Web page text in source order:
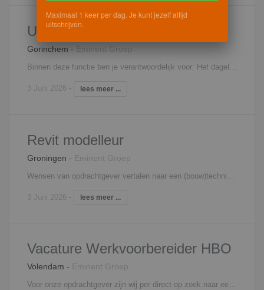
Uitvoerder
Gorinchem - Eminent Groep
Binnen deze functie ben je verantwoordelijk voor: Het dagelijks leidinggeven aan en instrueren van medewerkers/onderaannemers op het bouwproject Opstellen en bewaken van de projectplanning, deelschema’s en personeel Het tijdig afroepen van materialen bij de leverancier/onderaannemer Bewaken van voortgang en kosten op de bouwplaats Bijhouden van administratie van het bouwproject Schakel zijn tussen externe contacten en het uitvoerende team op de bouwplaats Signaleren van meer- en minderwerk Naleven van veiligheidsbeleid en VGWM beleid Interesse? Neem contact op met Tessa in 't Veld, 06 - 43 02 04 26,
3 Juni 2026 - lees meer ...
Revit modelleur
Groningen - Eminent Groep
3 Juni 2026 - lees meer ...
Vacature Werkvoorbereider HBO
Volendam - Eminent Groep
Voor onze opdrachtgever zijn wij per direct op zoek naar een junior werkvoorbereider voor nieuwbouw- en renovatie projecten. Je takenpakket kan bestaat onder andere uit: Details uittekenen Planning maken en bijhouden Inkoopvoorbereiding Controle tekenwerk Bestellen materialen Afroepen materialen Registreren meer- minderwerk Contact met projectleider, werkvoorbereider en uitvoerder (bouwteam) Interesse? Neem contact op met Mariëlle Blom, 06 - 18 73 33 65,
Maximaal 1 keer per dag. Je kunt jezelf altijd
uitschrijven.